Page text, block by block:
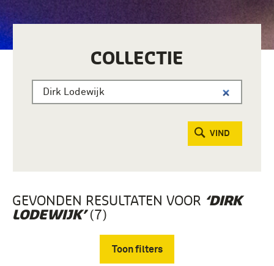
COLLECTIE
VIND
GEVONDEN RESULTATEN VOOR ‘DIRK
LODEWIJK’(7)
Toon filters